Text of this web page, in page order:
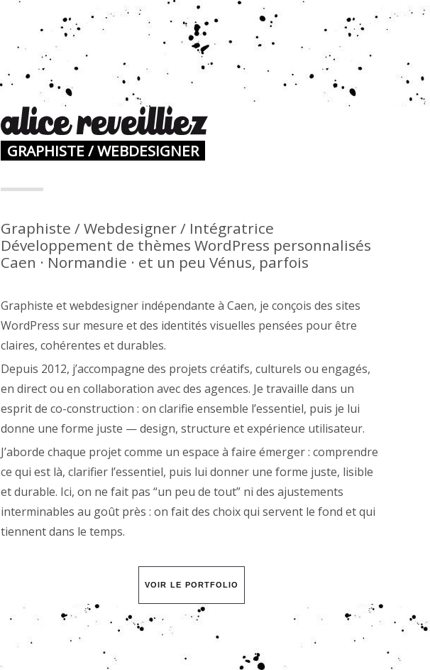
GRAPHISTE / WEBDESIGNER
Graphiste / Webdesigner / Intégratrice
Développement de thèmes WordPress personnalisés
Caen · Normandie · et un peu Vénus, parfois
Graphiste et webdesigner indépendante à Caen, je conçois des sites
WordPress sur mesure et des identités visuelles pensées pour être
claires, cohérentes et durables.
Depuis 2012, j’accompagne des projets créatifs, culturels ou engagés,
en direct ou en collaboration avec des agences. Je travaille dans un
esprit de co-construction : on clarifie ensemble l’essentiel, puis je lui
donne une forme juste — design, structure et expérience utilisateur.
J’aborde chaque projet comme un espace à faire émerger : comprendre
ce qui est là, clarifier l’essentiel, puis lui donner une forme juste, lisible
et durable. Ici, on ne fait pas “un peu de tout” ni des ajustements
interminables au goût près : on fait des choix qui servent le fond et qui
tiennent dans le temps.
VOIR LE PORTFOLIO